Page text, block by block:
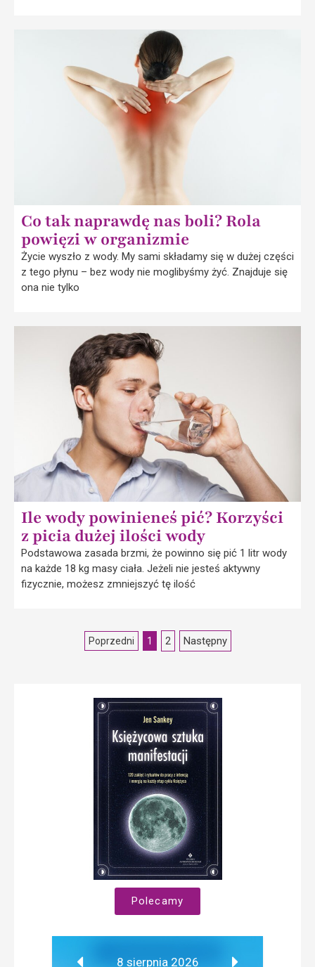
Co tak naprawdę nas boli? Rola
powięzi w organizmie
Życie wyszło z wody. My sami składamy się w dużej części
z tego płynu – bez wody nie moglibyśmy żyć. Znajduje się
ona nie tylko
Ile wody powinieneś pić? Korzyści
z picia dużej ilości wody
Podstawowa zasada brzmi, że powinno się pić 1 litr wody
na każde 18 kg masy ciała. Jeżeli nie jesteś aktywny
fizycznie, możesz zmniejszyć tę ilość
Poprzedni 1 2 Następny
Polecamy
8 sierpnia 2026